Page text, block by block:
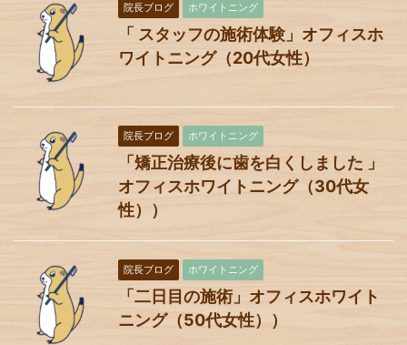
院長ブログ ホワイトニング
「 スタッフの施術体験」オフィスホ
ワイトニング（20代女性）
院長ブログ ホワイトニング
「矯正治療後に歯を白くしました 」
オフィスホワイトニング（30代女
性））
院長ブログ ホワイトニング
「二日目の施術」オフィスホワイト
ニング（50代女性））